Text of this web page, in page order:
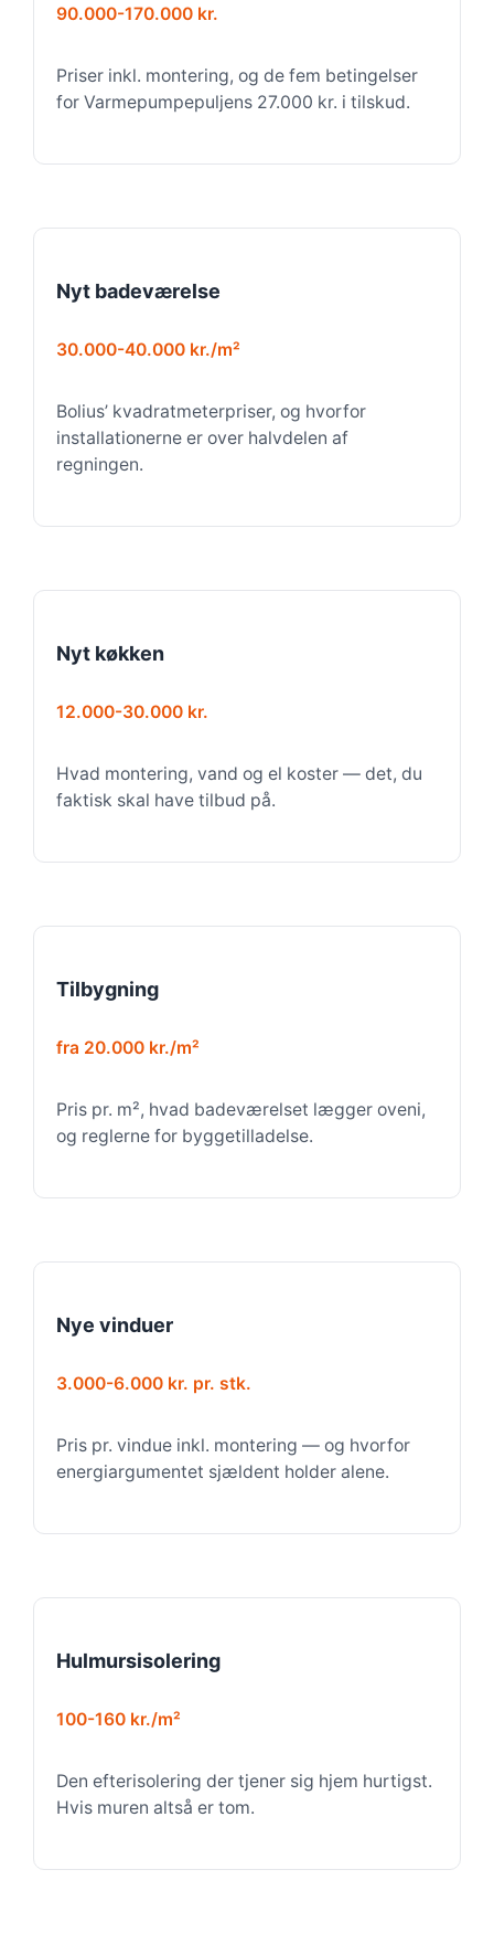
90.000-170.000 kr.
Priser inkl. montering, og de fem betingelser
for Varmepumpepuljens 27.000 kr. i tilskud.
Nyt badeværelse
30.000-40.000 kr./m²
Bolius’ kvadratmeterpriser, og hvorfor
installationerne er over halvdelen af
regningen.
Nyt køkken
12.000-30.000 kr.
Hvad montering, vand og el koster — det, du
faktisk skal have tilbud på.
Tilbygning
fra 20.000 kr./m²
Pris pr. m², hvad badeværelset lægger oveni,
og reglerne for byggetilladelse.
Nye vinduer
3.000-6.000 kr. pr. stk.
Pris pr. vindue inkl. montering — og hvorfor
energiargumentet sjældent holder alene.
Hulmursisolering
100-160 kr./m²
Den efterisolering der tjener sig hjem hurtigst.
Hvis muren altså er tom.